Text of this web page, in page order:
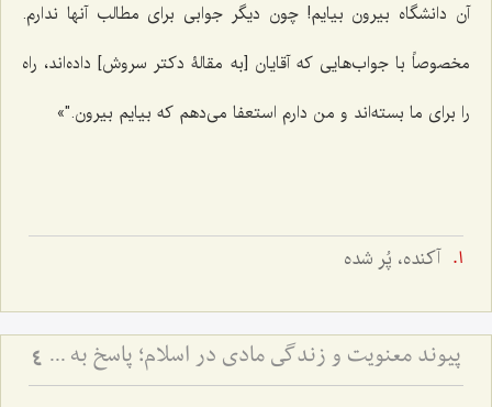
آن دانشگاه بیرون بیایم! چون دیگر جوابی برای مطالب آنها ندارم.
مخصوصاً با جواب‌هایی که آقایان [به مقالۀ دکتر سروش‌] داده‌اند، راه
را برای ما بسته‌اند و من دارم استعفا می‌دهم که بیایم بیرون."»
آکنده، پُر شده
پیوند معنویت و زندگی مادی در اسلام؛ پاسخ به یک شبهه اساسی - تبیین جامعیت اسلام در تأمین رشد معنوی و مادی انسان و بررسی نقش جسم، تغذیه و شرایط ظاهری در تعالی روح 4